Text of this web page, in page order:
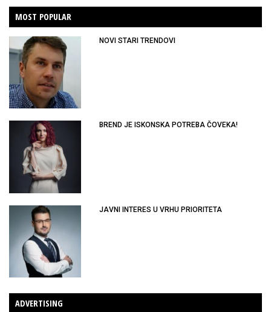
MOST POPULAR
NOVI STARI TRENDOVI
BREND JE ISKONSKA POTREBA ČOVEKA!
JAVNI INTERES U VRHU PRIORITETA
ADVERTISING